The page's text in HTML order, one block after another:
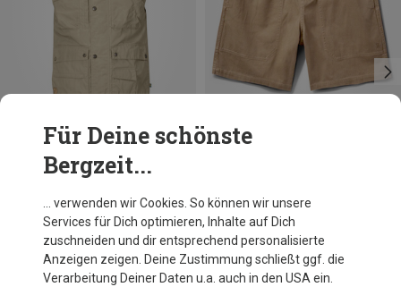
Du sparst 12%
Roark
Herren Made To Fade Shorts
74,95 €
Für Deine schönste
Bergzeit...
… verwenden wir Cookies. So können wir unsere
Services für Dich optimieren, Inhalte auf Dich
zuschneiden und dir entsprechend personalisierte
Anzeigen zeigen. Deine Zustimmung schließt ggf. die
Verarbeitung Deiner Daten u.a. auch in den USA ein.